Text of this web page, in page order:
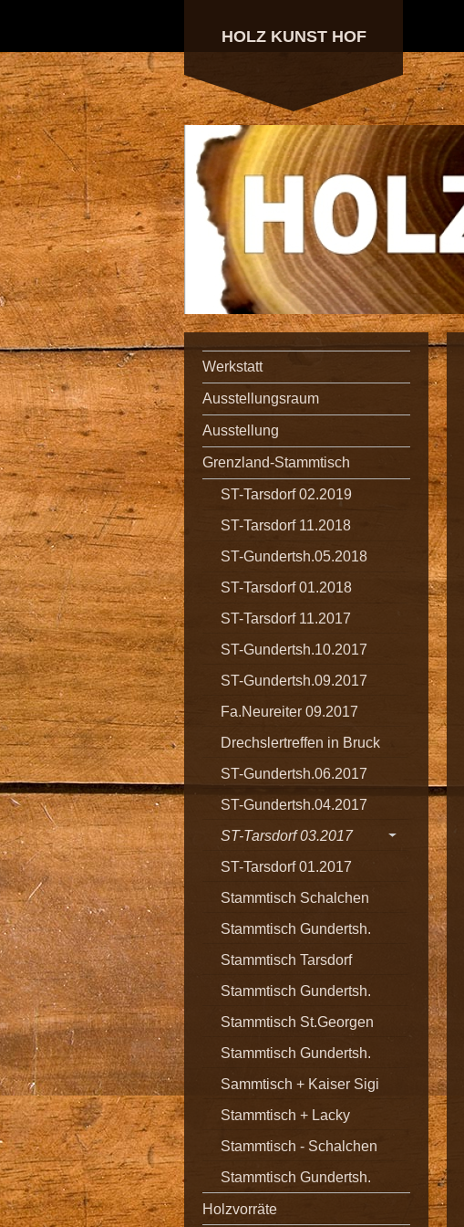
HOLZ KUNST HOF
Werkstatt
Ausstellungsraum
Ausstellung
Grenzland-Stammtisch
ST-Tarsdorf 02.2019
ST-Tarsdorf 11.2018
ST-Gundertsh.05.2018
ST-Tarsdorf 01.2018
ST-Tarsdorf 11.2017
ST-Gundertsh.10.2017
ST-Gundertsh.09.2017
Fa.Neureiter 09.2017
Drechslertreffen in Bruck
ST-Gundertsh.06.2017
ST-Gundertsh.04.2017
ST-Tarsdorf 03.2017
ST-Tarsdorf 01.2017
Stammtisch Schalchen
Stammtisch Gundertsh.
Stammtisch Tarsdorf
Stammtisch Gundertsh.
Stammtisch St.Georgen
Stammtisch Gundertsh.
Sammtisch + Kaiser Sigi
Stammtisch + Lacky
Stammtisch - Schalchen
Stammtisch Gundertsh.
Holzvorräte